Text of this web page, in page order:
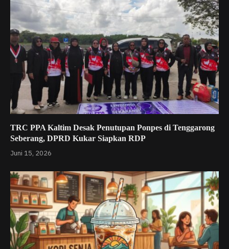
TRC PPA Kaltim Desak Penutupan Ponpes di Tenggarong
Seberang, DPRD Kukar Siapkan RDP
Juni 15, 2026